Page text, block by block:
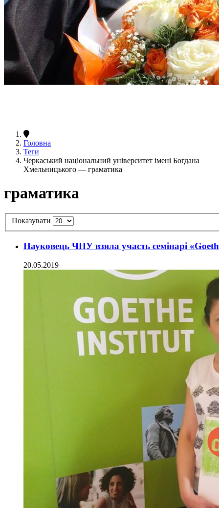
Головна
Теги
Черкаський національний університет імені Богдана
Хмельницького — граматика
граматика
Показувати
Науковець ЧНУ взяла участь семінарі
20.05.2019